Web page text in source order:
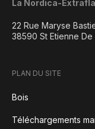
La Nordica-
22 Rue Maryse
38590 St Etienne De
PLAN DU SITE
Bois
Téléchargements